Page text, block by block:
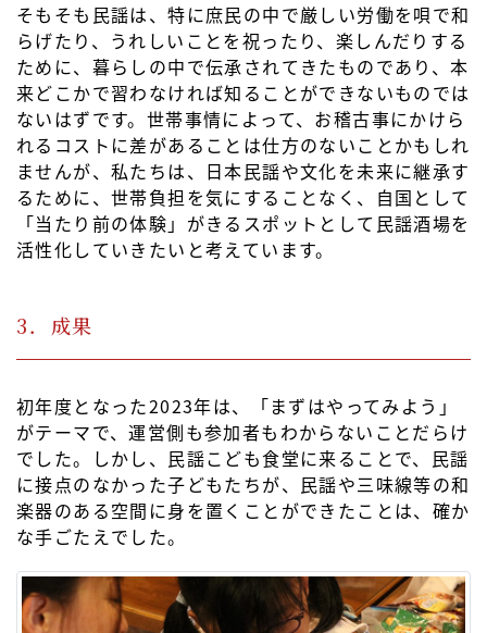
そもそも民謡は、特に庶民の中で厳しい労働を唄で和
らげたり、うれしいことを祝ったり、楽しんだりする
ために、暮らしの中で伝承されてきたものであり、本
来どこかで習わなければ知ることができないものでは
ないはずです。世帯事情によって、お稽古事にかけら
れるコストに差があることは仕方のないことかもしれ
ませんが、私たちは、日本民謡や文化を未来に継承す
るために、世帯負担を気にすることなく、自国として
「当たり前の体験」がきるスポットとして民謡酒場を
活性化していきたいと考えています。
3．成果
初年度となった2023年は、「まずはやってみよう」
がテーマで、運営側も参加者もわからないことだらけ
でした。しかし、民謡こども食堂に来ることで、民謡
に接点のなかった子どもたちが、民謡や三味線等の和
楽器のある空間に身を置くことができたことは、確か
な手ごたえでした。